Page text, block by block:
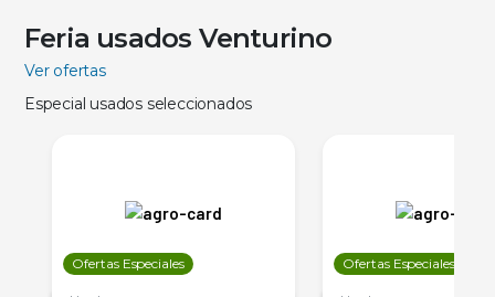
Feria usados Venturino
Ver ofertas
Especial usados seleccionados
Ofertas Especiales Ofertas Especiales